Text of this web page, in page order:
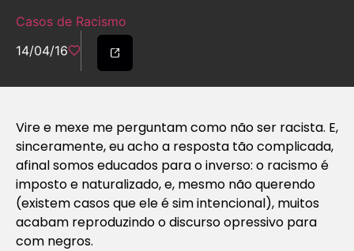
Casos de Racismo
14/04/16
Vire e mexe me perguntam como não ser racista. E,
sinceramente, eu acho a resposta tão complicada,
afinal somos educados para o inverso: o racismo é
imposto e naturalizado, e, mesmo não querendo
(existem casos que ele é sim intencional), muitos
acabam reproduzindo o discurso opressivo para
com negros.